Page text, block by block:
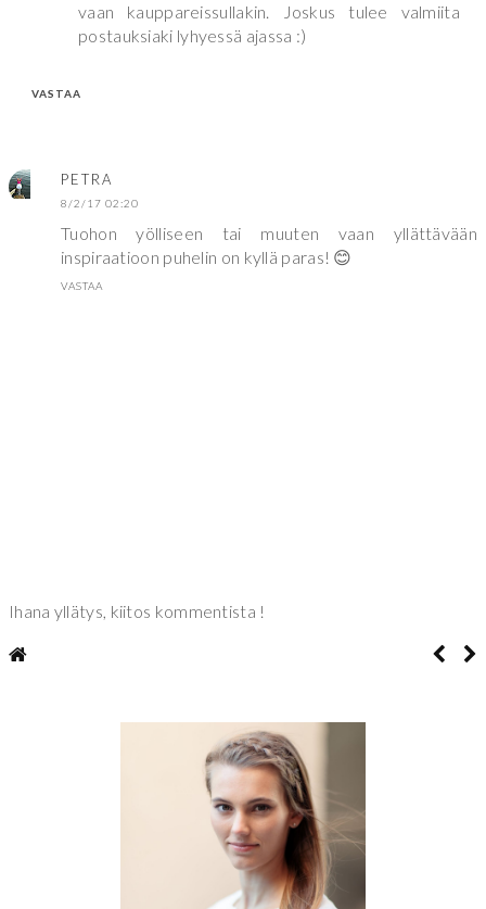
vaan kauppareissullakin. Joskus tulee valmiita
postauksiaki lyhyessä ajassa :)
VASTAA
PETRA
8/2/17 02:20
Tuohon yölliseen tai muuten vaan yllättävään
inspiraatioon puhelin on kyllä paras! 😊
VASTAA
Ihana yllätys, kiitos kommentista !